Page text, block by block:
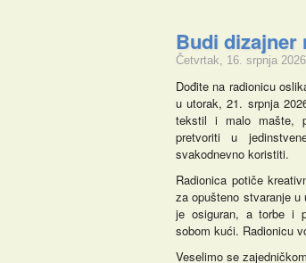
Budi dizajner
Četvrtak, 16. srpnja
Dođite na radionicu
u utorak, 21. srpnja
tekstil i malo mašte,
pretvoriti u
svakodnevno koristiti.
Radionica potiče
za opušteno stvaranje u
je osiguran, a torbe i
sobom kući. Radionicu
Veselimo se